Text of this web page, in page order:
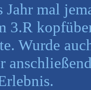
Jahr mal
3.R
Wurde